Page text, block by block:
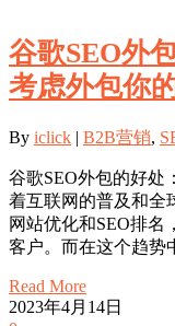
谷歌SEO外
考虑外包你
By iclick | B2B营销,
谷歌SEO外包的好处
着互联网的普及和全
网站优化和SEO排名
客户。而在这个趋势
Read More
2023年4月14日